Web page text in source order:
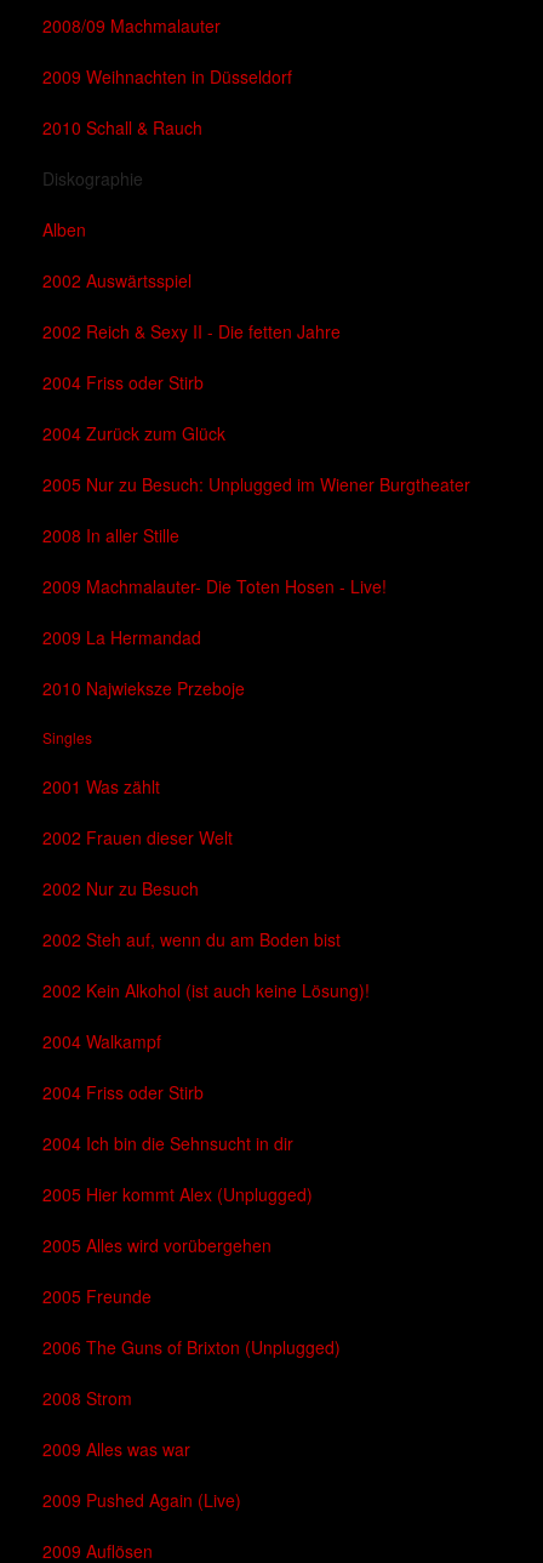
2008/09 Machmalauter
2009 Weihnachten in Düsseldorf
2010 Schall & Rauch
Diskographie
Alben
2002 Auswärtsspiel
2002 Reich & Sexy II - Die fetten Jahre
2004 Friss oder Stirb
2004 Zurück zum Glück
2005 Nur zu Besuch: Unplugged im Wiener Burgtheater
2008 In aller Stille
2009 Machmalauter- Die Toten Hosen - Live!
2009 La Hermandad
2010 Najwieksze Przeboje
Singles
2001 Was zählt
2002 Frauen dieser Welt
2002 Nur zu Besuch
2002 Steh auf, wenn du am Boden bist
2002 Kein Alkohol (ist auch keine Lösung)!
2004 Walkampf
2004 Friss oder Stirb
2004 Ich bin die Sehnsucht in dir
2005 Hier kommt Alex (Unplugged)
2005 Alles wird vorübergehen
2005 Freunde
2006 The Guns of Brixton (Unplugged)
2008 Strom
2009 Alles was war
2009 Pushed Again (Live)
2009 Auflösen